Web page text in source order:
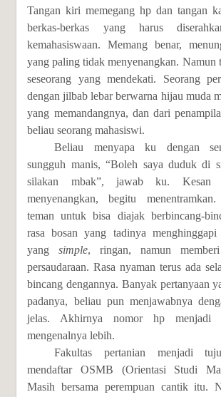
Tangan kiri memegang hp dan tangan
berkas-berkas yang harus
kemahasiswaan. Memang benar,
yang paling tidak menyenangkan. Namun
seseorang yang mendekati. Seorang
dengan jilbab lebar berwarna hijau muda
yang memandangnya, dan dari
beliau seorang mahasiswi.
Beliau menyapa ku dengan
sungguh manis, “Boleh saya duduk di
silakan mbak”, jawab ku. Kesan
menyenangkan, begitu
teman untuk bisa diajak berbincang-
rasa bosan yang tadinya menghinggapi
yangsimple, ringan, namun
persaudaraan. Rasa nyaman terus ada
bincang dengannya. Banyak pertanyaan
padanya, beliau pun menjawabnya
jelas. Akhirnya nomor hp menjadi
mengenalnya lebih.
Fakultas pertanian menjadi
mendaftar OSMB (Orientasi Studi
Masih bersama perempuan cantik itu.